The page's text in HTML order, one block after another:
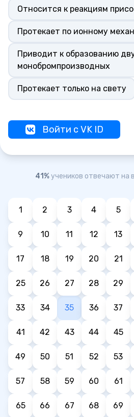
Относится к реакциям
Протекает по ионному
Приводит к образованию
монобромпроизводных
Протекает только на свету
Войти с VK ID
41%учеников отвечают на
1 2 3 4 5
9 10 11 12 13
17 18 19 20 21
25 26 27 28 29
33 34 35 36 37
41 42 43 44 45
49 50 51 52 53
57 58 59 60 61
65 66 67 68 69